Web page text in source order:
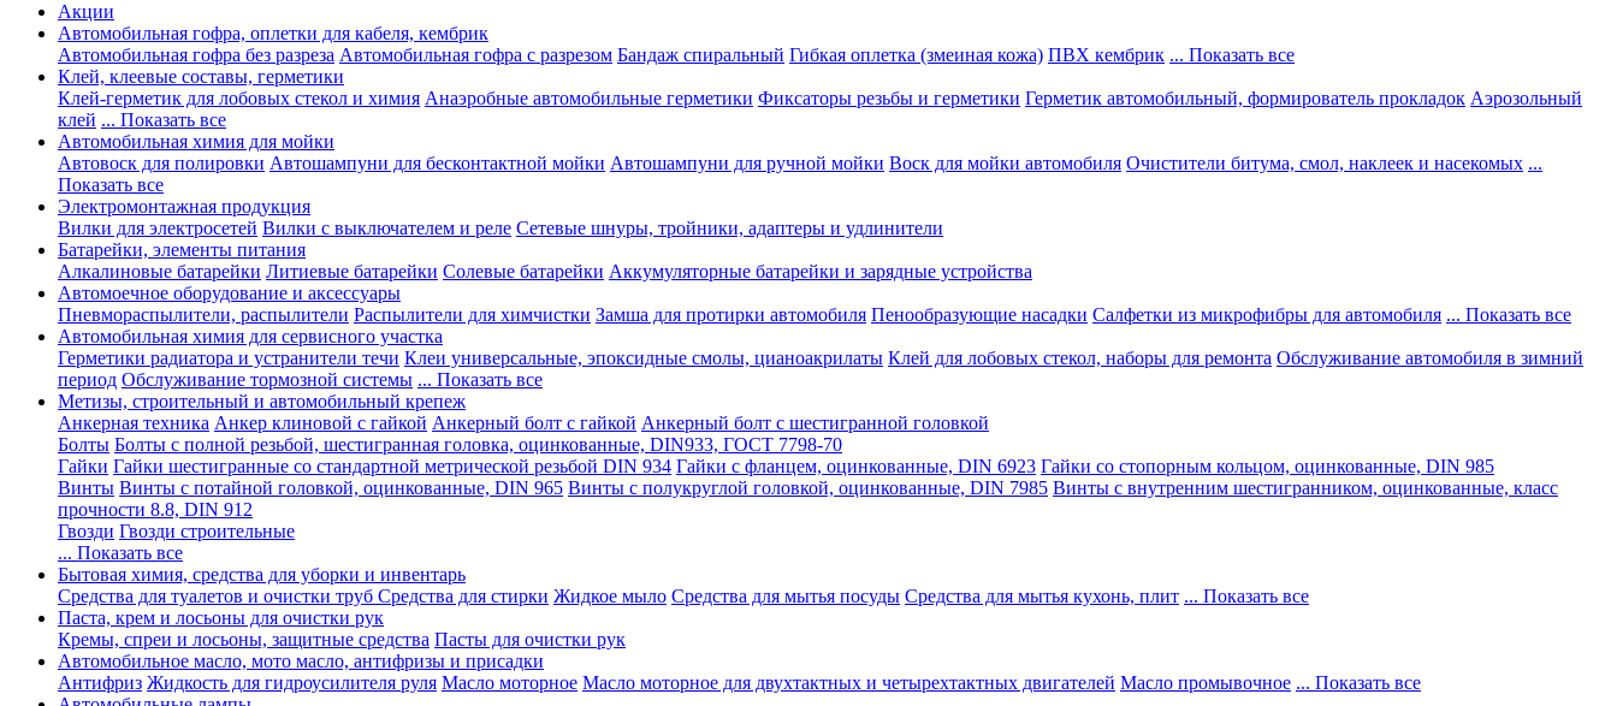
Акции
Автомобильная гофра, оплетки для кабеля, кембрик
Автомобильная гофра без разреза Автомобильная гофра с разрезом Бандаж спиральный Гибкая оплетка (змеиная кожа) ПВХ кембрик ... Показать все
Клей, клеевые составы, герметики
Клей-герметик для лобовых стекол и химия Анаэробные автомобильные герметики Фиксаторы резьбы и герметики Герметик автомобильный, формирователь прокладок Аэрозольный
клей ... Показать все
Автомобильная химия для мойки
Автовоск для полировки Автошампуни для бесконтактной мойки Автошампуни для ручной мойки Воск для мойки автомобиля Очистители битума, смол, наклеек и насекомых ...
Показать все
Электромонтажная продукция
Вилки для электросетей Вилки с выключателем и реле Сетевые шнуры, тройники, адаптеры и удлинители
Батарейки, элементы питания
Алкалиновые батарейки Литиевые батарейки Солевые батарейки Аккумуляторные батарейки и зарядные устройства
Автомоечное оборудование и аксессуары
Пневмораспылители, распылители Распылители для химчистки Замша для протирки автомобиля Пенообразующие насадки Салфетки из микрофибры для автомобиля ... Показать все
Автомобильная химия для сервисного участка
Герметики радиатора и устранители течи Клеи универсальные, эпоксидные смолы, цианоакрилаты Клей для лобовых стекол, наборы для ремонта Обслуживание автомобиля в зимний
период Обслуживание тормозной системы ... Показать все
Метизы, строительный и автомобильный крепеж
Анкерная техника Анкер клиновой с гайкой Анкерный болт с гайкой Анкерный болт с шестигранной головкой
Болты Болты с полной резьбой, шестигранная головка, оцинкованные, DIN933, ГОСТ 7798-70
Гайки Гайки шестигранные со стандартной метрической резьбой DIN 934 Гайки с фланцем, оцинкованные, DIN 6923 Гайки со стопорным кольцом, оцинкованные, DIN 985
Винты Винты с потайной головкой, оцинкованные, DIN 965 Винты с полукруглой головкой, оцинкованные, DIN 7985 Винты с внутренним шестигранником, оцинкованные, класс
прочности 8.8, DIN 912
Гвозди Гвозди строительные
... Показать все
Бытовая химия, средства для уборки и инвентарь
Средства для туалетов и очистки труб Средства для стирки Жидкое мыло Средства для мытья посуды Средства для мытья кухонь, плит ... Показать все
Паста, крем и лосьоны для очистки рук
Кремы, спреи и лосьоны, защитные средства Пасты для очистки рук
Автомобильное масло, мото масло, антифризы и присадки
Антифриз Жидкость для гидроусилителя руля Масло моторное Масло моторное для двухтактных и четырехтактных двигателей Масло промывочное ... Показать все